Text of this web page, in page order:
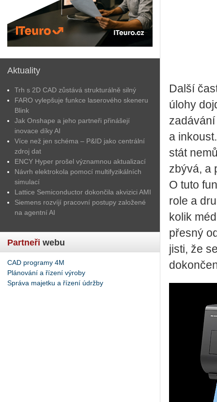
Aktuality
Trh s 2D CAD zůstává strukturálně silný
FARO vylepšuje funkce laserového skeneru
Blink
Jak Onshape a jeho partneři přinášejí
inovace díky AI
Více než jen schéma – P&ID jako centrální
zdroj dat
ENCY Hyper prošel významnou aktualizací
Návrh elektrokola pomocí multifyzikálních
simulací
Lattice Semiconductor dokončila akvizici AMI
Siemens rozvíjí pracovní postupy založené
na agentní AI
Partneři webu
CAD programy 4M
Plánování a řízení výroby
Správa majetku a řízení údržby
Další
úlohy
a
stát
zbývá, a
O tuto
role a
kolik
přesný
jisti, že